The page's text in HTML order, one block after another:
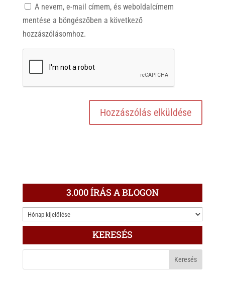
A nevem, e-mail címem, és weboldalcímem
mentése a böngészőben a következő
hozzászólásomhoz.
3.000 ÍRÁS A BLOGON
3.000
ÍRÁS
KERESÉS